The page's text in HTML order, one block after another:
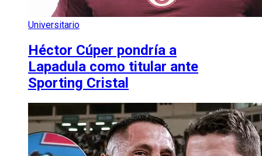
Universitario
Héctor Cúper pondría a
Lapadula como titular ante
Sporting Cristal